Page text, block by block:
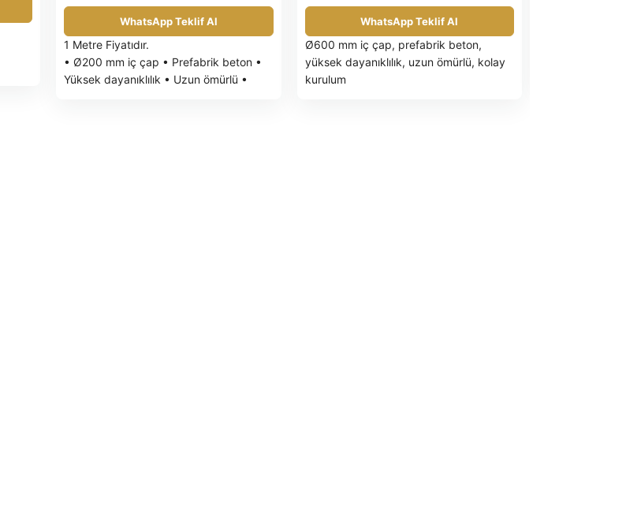
WhatsApp Teklif Al
1 Metre Fiyatıdır.
• Ø200 mm iç çap • Prefabrik beton •
Yüksek dayanıklılık • Uzun ömürlü •
WhatsApp Teklif Al
Ø600 mm iç çap, prefabrik beton,
yüksek dayanıklılık, uzun ömürlü, kolay
kurulum